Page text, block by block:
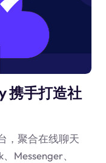
携手打造社
，聚合在线聊天
Messenger、